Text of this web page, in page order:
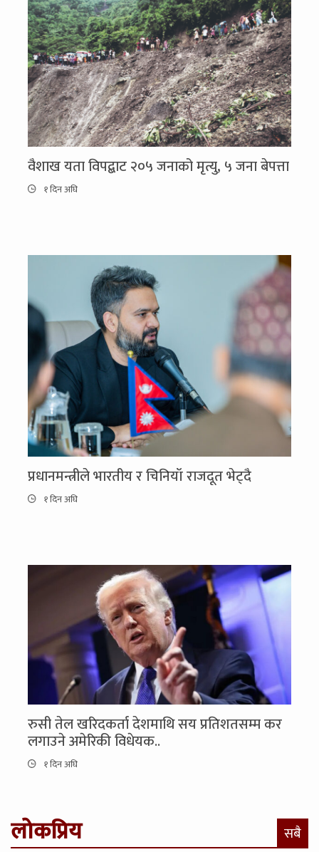
वैशाख यता विपद्बाट २०५ जनाको मृत्यु, ५ जना बेपत्ता
१ दिन अघि
प्रधानमन्त्रीले भारतीय र चिनियाँ राजदूत भेट्दै
१ दिन अघि
रुसी तेल खरिदकर्ता देशमाथि सय प्रतिशतसम्म कर
लगाउने अमेरिकी विधेयक..
१ दिन अघि
लोकप्रिय सबै